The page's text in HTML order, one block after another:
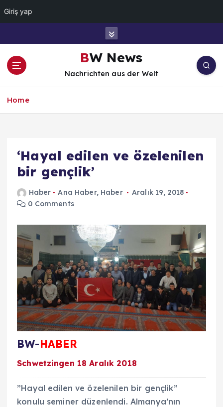
Giriş yap
BW News
Nachrichten aus der Welt
Home
‘Hayal edilen ve özelenilen
bir gençlik’
Haber Ana Haber, Haber
Aralık 19, 2018
0 Comments
BW-HABER
Schwetzingen 18 Aralık 2018
”Hayal edilen ve özelenilen bir gençlik”
konulu seminer düzenlendi. Almanya’nın